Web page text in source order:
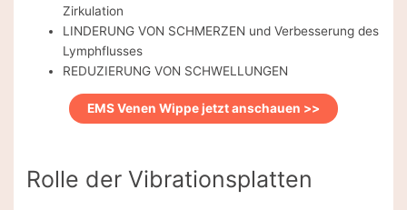
Zirkulation
LINDERUNG VON SCHMERZEN und Verbesserung des
Lymphflusses
REDUZIERUNG VON SCHWELLUNGEN
EMS Venen Wippe jetzt anschauen >>
Rolle der Vibrationsplatten